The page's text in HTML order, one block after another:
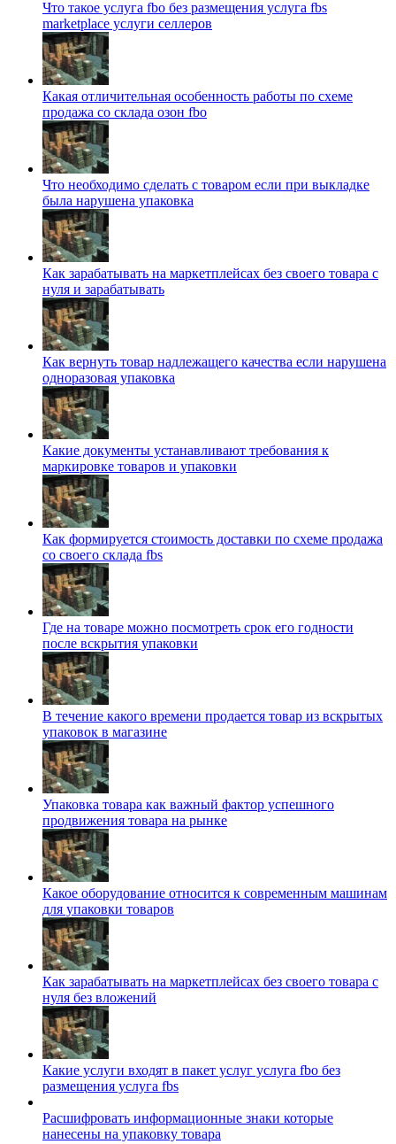
Что такое услуга fbo без размещения услуга fbs
marketplace услуги селлеров
Какая отличительная особенность работы по схеме
продажа со склада озон fbo
Что необходимо сделать с товаром если при выкладке
была нарушена упаковка
Как зарабатывать на маркетплейсах без своего товара с
нуля и зарабатывать
Как вернуть товар надлежащего качества если нарушена
одноразовая упаковка
Какие документы устанавливают требования к
маркировке товаров и упаковки
Как формируется стоимость доставки по схеме продажа
со своего склада fbs
Где на товаре можно посмотреть срок его годности
после вскрытия упаковки
В течение какого времени продается товар из вскрытых
упаковок в магазине
Упаковка товара как важный фактор успешного
продвижения товара на рынке
Какое оборудование относится к современным машинам
для упаковки товаров
Как зарабатывать на маркетплейсах без своего товара с
нуля без вложений
Какие услуги входят в пакет услуг услуга fbo без
размещения услуга fbs
Расшифровать информационные знаки которые
нанесены на упаковку товара